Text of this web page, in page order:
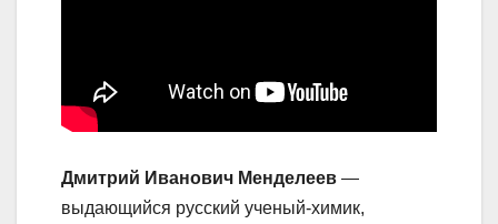
Дмитрий Иванович Менделеев —
выдающийся русский ученый-химик,